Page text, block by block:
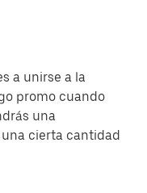
a unirse a la
promo cuando
una
cierta cantidad